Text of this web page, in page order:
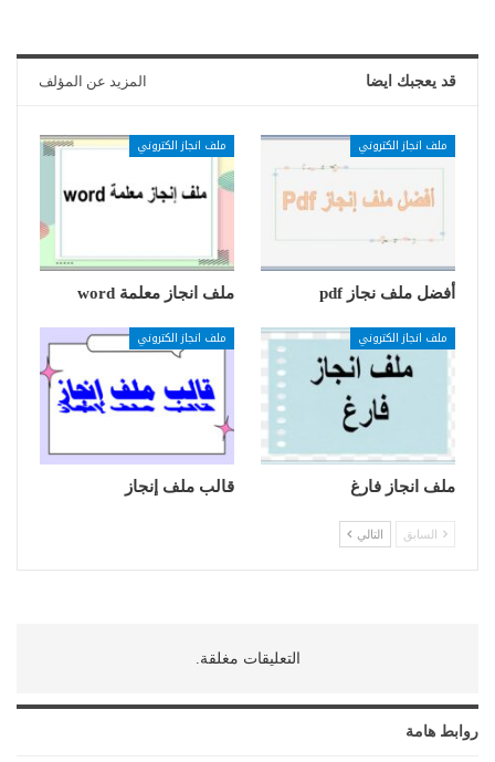
قد يعجبك ايضا المزيد عن المؤلف
ملف انجاز الكتروني
أفضل ملف نجاز pdf
ملف انجاز الكتروني
ملف انجاز معلمة word
ملف انجاز الكتروني
ملف انجاز فارغ
ملف انجاز الكتروني
قالب ملف إنجاز
السابق التالي
التعليقات مغلقة.
روابط هامة